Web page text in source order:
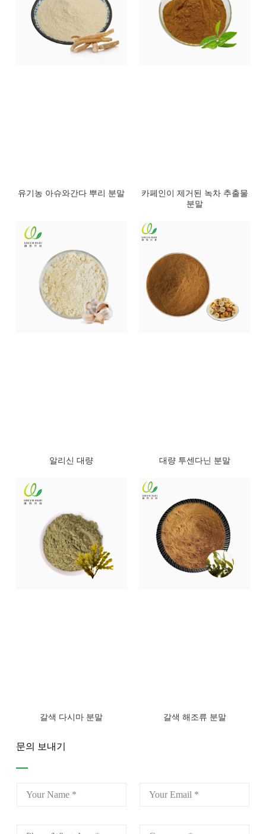
유기농 아슈와간다 뿌리 분말
카페인이 제거된 녹차 추출물
분말
알리신 대량 대량 투센다닌 분말
갈색 다시마 분말 갈색 해조류 분말
문의 보내기